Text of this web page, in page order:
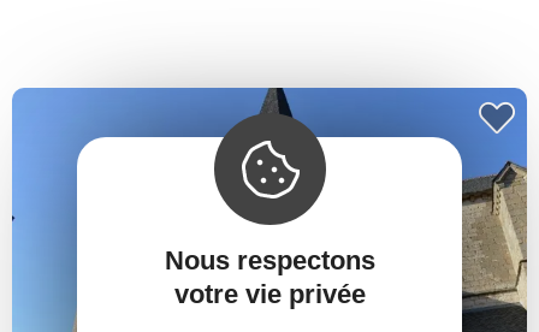
Nous respectons
votre vie privée